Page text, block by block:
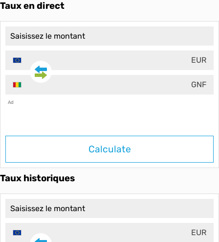
Taux en direct
EUR
GNF
Ad
Calculate
Taux historiques
EUR